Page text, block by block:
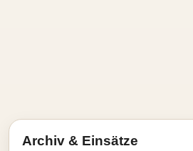
Archiv & Einsätze